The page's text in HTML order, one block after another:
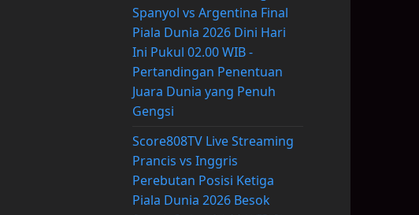
Spanyol vs Argentina Final
Piala Dunia 2026 Dini Hari
Ini Pukul 02.00 WIB -
Pertandingan Penentuan
Juara Dunia yang Penuh
Gengsi
Score808TV Live Streaming
Prancis vs Inggris
Perebutan Posisi Ketiga
Piala Dunia 2026 Besok